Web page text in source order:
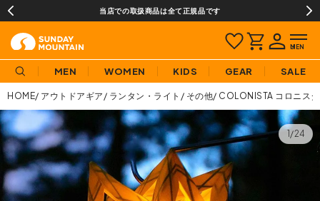
当店での取扱商品は全て正規品です
MEN WOMEN KIDS GEAR SALE
HOME アウトドアギア ランタン・ライト その他 COLONISTA コロニス
1/24